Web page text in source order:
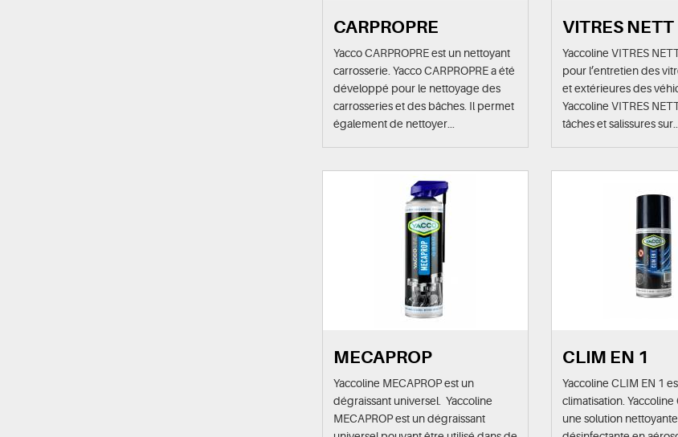
CARPROPRE
Yacco CARPROPRE est un nettoyant
carrosserie. Yacco CARPROPRE a été
développé pour le nettoyage des
carrosseries et des bâches. Il permet
également de nettoyer...
VITRES NETT
Yaccoline VITRES
pour l’entretien des
et extérieures des
Yaccoline VITRES
tâches et salissures sur...
MECAPROP
Yaccoline MECAPROP est un
dégraissant universel. Yaccoline
MECAPROP est un dégraissant
CLIM EN 1
Yaccoline CLIM EN 1
climatisation. Yaccoline
une solution